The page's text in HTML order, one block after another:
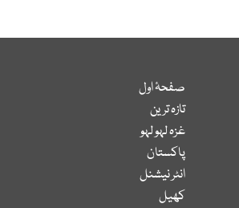
صفحۂ اول
تازہ ترین
غزہ لہو لہو
پاکستان
انٹر نیشنل
کھیل